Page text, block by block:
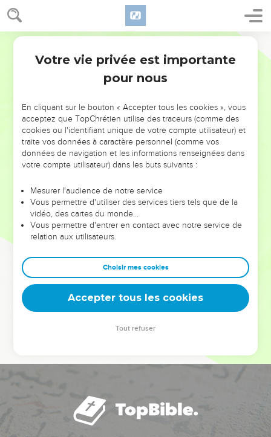
NE MANQUEZ PAS L’ÉVÉNEMENT
DE L’ANNÉE !
ET SI LEURS ERREURS POUVAIENT VOUS ÉVITER LES
VOTRES ?
leur foi ou leur vision. Mais on voit moins les doutes, les erreurs
et les saisons difficiles qu'ils ont traversés, alors même que ce
sont elles qui les ont façonnés.
Dans cette conférence, leaders, entrepreneurs, et responsables
clés pour avancer avec plus de sagesse afin que leurs erreurs
deviennent vos tremplins. Que vous guidiez un ministère, une
équipe, un groupe ou une famille, leur expérience est faite
Votre vie privée est importante
pour nous
En cliquant sur le bouton « Accepter tous les cookies », vous
acceptez que TopChrétien utilise des traceurs (comme des
cookies ou l'identifiant unique de votre compte utilisateur) et
traite vos données à caractère personnel (comme vos
données de navigation et les informations renseignées dans
votre compte utilisateur) dans les buts suivants :
Mesurer l'audience de notre service
Vous permettre d'utiliser des services tiers tels que de la
vidéo, des cartes du monde…
Vous permettre d'entrer en contact avec notre service de
relation aux utilisateurs.
Choisir mes cookies
Accepter tous les cookies
Tout refuser